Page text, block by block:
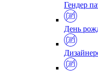
Гендер
День